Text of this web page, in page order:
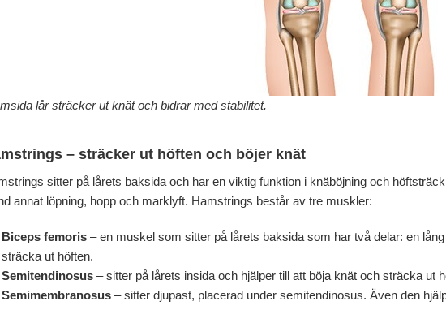
lår sträcker ut knät och bidrar med stabilitet.
– sträcker ut höften och böjer knät
sitter på lårets baksida och har en viktig funktion i knäböjning och
annat löpning, hopp och marklyft. Hamstrings består av tre muskler:
Biceps femoris – en muskel som sitter på lårets baksida som har två delar: en
sträcka ut höften.
Semitendinosus – sitter på lårets insida och hjälper till att böja knät och sträcka ut
Semimembranosus – sitter djupast, placerad under semitendinosus. Även den